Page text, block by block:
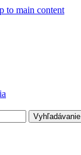
to main content
Vyhľadávanie